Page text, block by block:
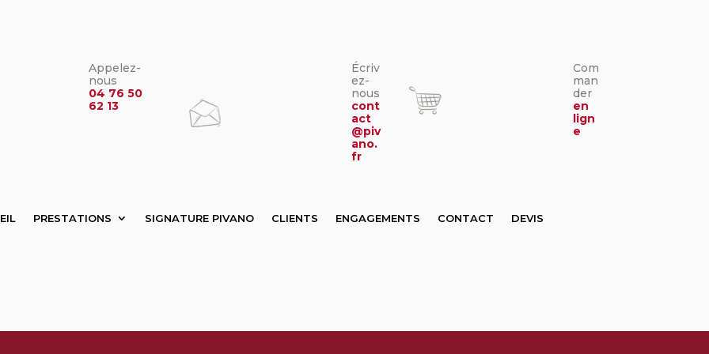
Appelez-
nous
04 76 50
62 13
Écriv
ez-
nous
cont
act
@piv
ano.
fr
Com
man
der
en
lign
e
PRESTATIONS SIGNATURE PIVANO CLIENTS ENGAGEMENTS CONTACT DEVIS